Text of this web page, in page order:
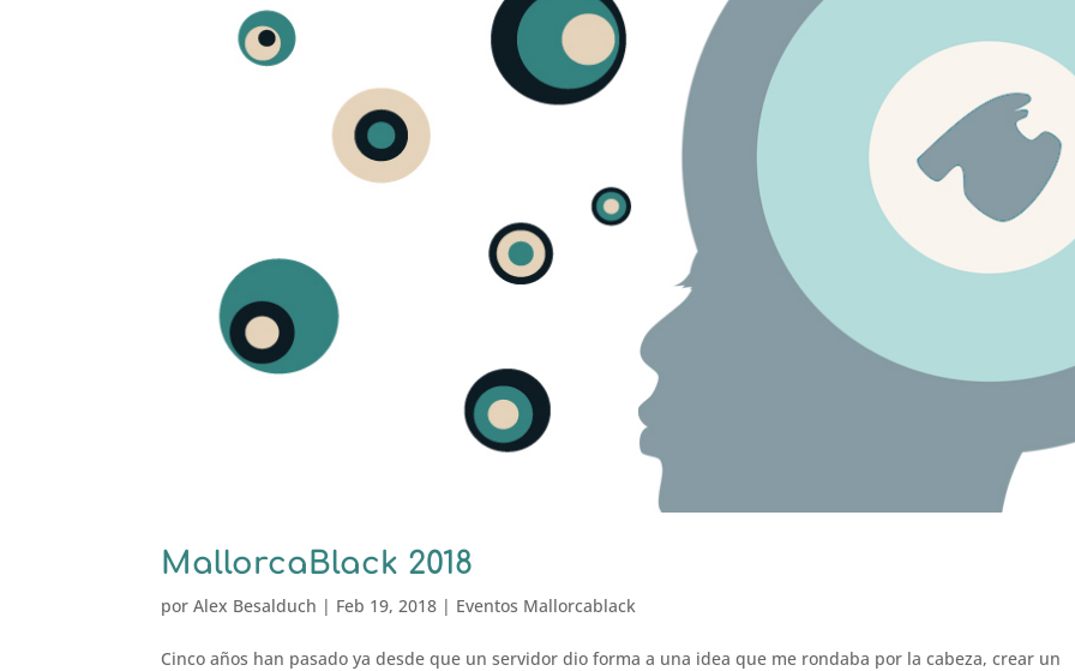
MallorcaBlack 2018
porAlex Besalduch | Feb 19, 2018 | Eventos Mallorcablack
Cinco años han pasado ya desde que un servidor dio forma a una idea que me rondaba por la cabeza, crear un